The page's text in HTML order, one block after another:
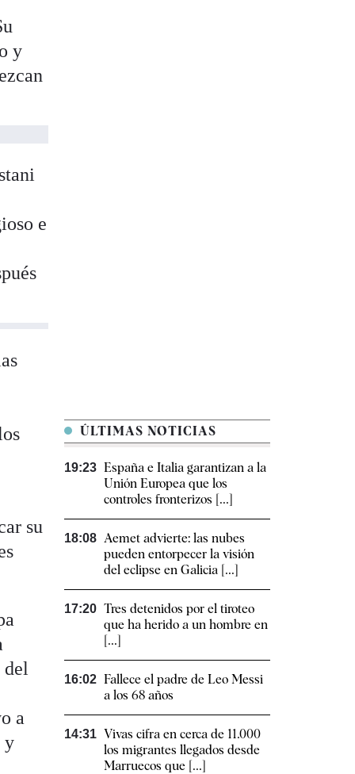
y
e
su
del
a
y
ÚLTIMAS NOTICIAS
19:23 España e Italia garantizan a la
Unión Europea que los
controles fronterizos [...]
18:08 Aemet advierte: las nubes
pueden entorpecer la visión
del eclipse en Galicia [...]
17:20 Tres detenidos por el tiroteo
que ha herido a un hombre en
[...]
16:02 Fallece el padre de Leo Messi
a los 68 años
14:31 Vivas cifra en cerca de 11.000
los migrantes llegados desde
Marruecos que [...]